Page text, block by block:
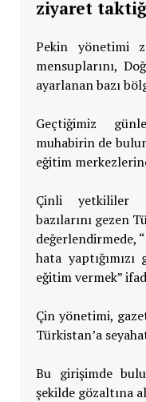
ziyaret
Pekin yönetimi
mensuplarını,
ayarlanan bazı
Geçtiğimiz
muhabirin de
eğitim
Çinli yetkililer
bazılarını gezen
değerlendirmede,
hata
eğitim vermek”
Çin yönetimi,
Türkistan’a
Bu girişimde
şekilde gözaltına